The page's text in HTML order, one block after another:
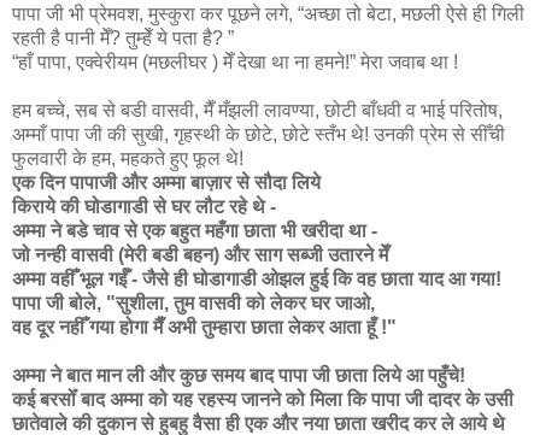
पापा जी भी प्रेमवश, मुस्कुरा कर पूछने लगे, “अच्छा तो बेटा, मछली ऐसे ही गिली
रहती है पानी मेँ? तुम्हेँ ये पता है? ”
“हाँ पापा, एक्वेरीयम (मछलीघर ) मेँ देखा था ना हमने!” मेरा जवाब था !
हम बच्चे, सब से बडी वासवी, मैँ मँझली लावण्या, छोटी बाँधवी व भाई परितोष,
अम्माँ पापा जी की सुखी, गृहस्थी के छोटे, छोटे स्तँभ थे! उनकी प्रेम से सीँची
फुलवारी के हम, महकते हुए फूल थे!
एक दिन पापाजी और अम्मा बाज़ार से सौदा लिये
किराये की घोडागाडी से घर लौट रहे थे -
अम्मा ने बडे चाव से एक बहुत महँगा छाता भी खरीदा था -
जो नन्ही वासवी (मेरी बडी बहन) और साग सब्जी उतारने मेँ
अम्मा वहीँ भूल गईँ -जैसे ही घोडागाडी ओझल हुई कि वह छाता याद आ गया!
पापा जी बोले, "सुशीला,तुम वासवी को लेकर घर जाओ,
वह दूर नहीँ गया होगामैँ अभी तुम्हारा छाता लेकर आता हूँ !"
अम्मा ने बात मान ली और कुछ समय बादपापा जी छाता लिये आ पहुँचे!
कई बरसोँ बाद अम्मा को यह रहस्य जानने को मिला किपापा जी दादर के उसी
छातेवाले की दुकान सेहुबहु वैसा ही एक और नया छाता खरीद कर ले आये थे